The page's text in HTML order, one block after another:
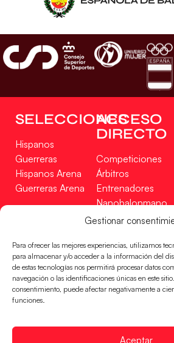
Gestionar
Para ofrecer las mejores experiencias, utilizamos
para almacenar y/o acceder a la información del
de estas tecnologías nos permitirá procesar datos
navegación o las identificaciones únicas en este
consentimiento, puede afectar negativamente a
funciones.
Aceptar
SELECCIONES
Hispanos
Guerreras
Hispanos Arena
Guerreras Arena
ACCESO
DIRECTO
Competiciones
Árbitros
Entrenadores
Nanobalonmano
Tienda
Incidencias
CONTACTO
EN